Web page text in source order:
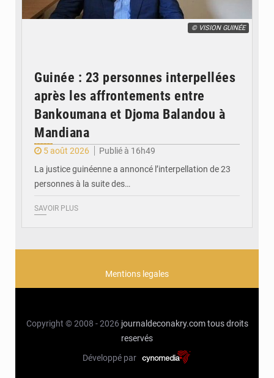
© VISION GUINÉE
Guinée : 23 personnes interpellées
après les affrontements entre
Bankoumana et Djoma Balandou à
Mandiana
5 août 2026
Publié à 16h49
La justice guinéenne a annoncé l’interpellation de 23
personnes à la suite des…
SAVOIR PLUS
Mentions legales
Copyright © 2008 - 2026 journaldeconakry.com tous droits
reservés
Développé par